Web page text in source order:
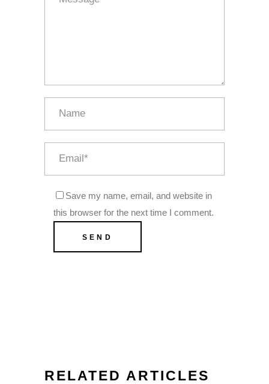
Save my name, email, and website in
this browser for the next time I comment.
RELATED ARTICLES